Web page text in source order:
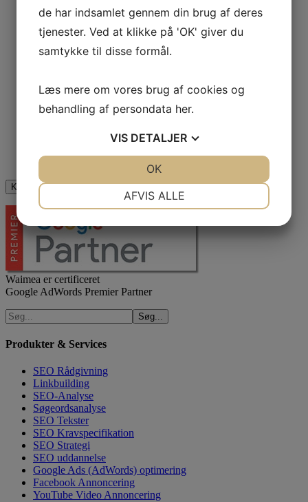
Phone
Dette felt er til validering og bør ikke ændres.
Waimea er certificeret
Google AdWords Premier Partner
Produkter & Services
SEO Rådgivning
Linkbuilding
SEO-Analyse
Søgeordsanalyse
SEO Tekster
SEO Kravspecifikation
SEO Strategi
SEO uddannelse
Google Ads (AdWords) optimering
Facebook Annoncering
YouTube Video Annoncering
de har indsamlet gennem din brug af deres
tjenester. Ved at klikke på 'OK' giver du
samtykke til disse formål.
Læs mere om vores brug af cookies og
behandling af persondata her.
VIS DETALJER
MARKETING
AFVIS ALLE
OK